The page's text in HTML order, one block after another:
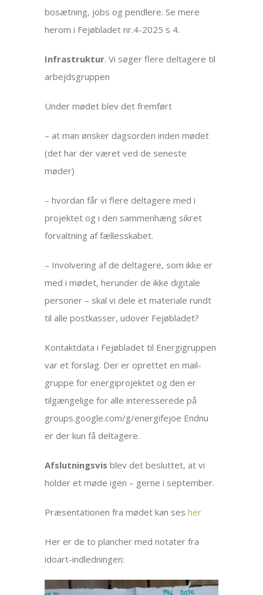
bosætning, jobs og pendlere. Se mere
herom i Fejøbladet nr.4-2025 s 4.
Infrastruktur. Vi søger flere deltagere til
arbejdsgruppen
Under mødet blev det fremført
– at man ønsker dagsorden inden mødet
(det har der været ved de seneste
møder)
– hvordan får vi flere deltagere med i
projektet og i den sammenhæng sikret
forvaltning af fællesskabet.
– Involvering af de deltagere, som ikke er
med i mødet, herunder de ikke digitale
personer – skal vi dele et materiale rundt
til alle postkasser, udover Fejøbladet?
Kontaktdata i Fejøbladet til Energigruppen
var et forslag. Der er oprettet en mail-
gruppe for energiprojektet og den er
tilgængelige for alle interesserede på
groups.google.com/g/energifejoe Endnu
er der kun få deltagere.
Afslutningsvis blev det besluttet, at vi
holder et møde igen – gerne i september.
Præsentationen fra mødet kan sesher
Her er de to plancher med notater fra
idoart-indledningen: